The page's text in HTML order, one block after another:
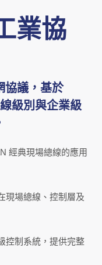
業協
協議，基於
級別與企業級
經典現場總線的應用
現場總線、控制層及
控制系統，提供完整